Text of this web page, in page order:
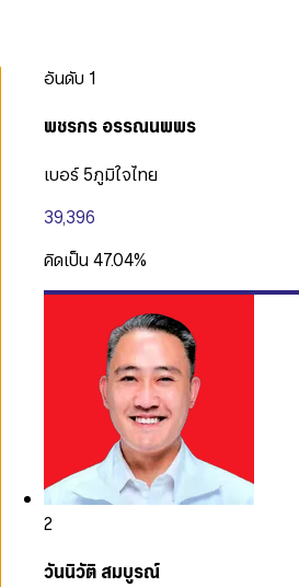
อันดับ 1
พชรกร อรรณนพพร
เบอร์ 5ภูมิใจไทย
39,396
คิดเป็น47.04%
2
วันนิวัติ สมบูรณ์